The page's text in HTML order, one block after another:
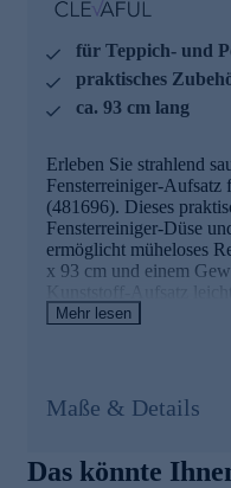
für Teppich- und
praktisches
ca. 93 cm lang
Erleben Sie strahlend
Fensterreiniger-Aufsatz
(481696). Dieses
Fensterreiniger-Düse
ermöglicht müheloses
x 93 cm und einem
Kunststoff-Aufsatz
Spot Cleaner sorgt er
Entdecken Sie jetzt
Reiniger und bestellen
Mehr lesen
Maße & Details
Das könnte